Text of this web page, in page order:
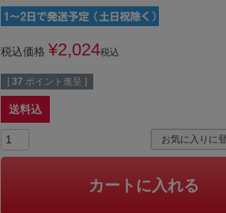
税込価格 ¥2,024税込
[ 37 ポイント進呈 ]
送料込
お気に入りに
カートに入れる